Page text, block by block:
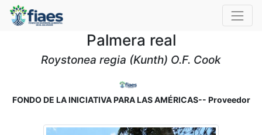
Palmera real
Roystonea regia (Kunth) O.F. Cook
FONDO DE LA INICIATIVA PARA LAS AMÉRICAS-- Proveedor